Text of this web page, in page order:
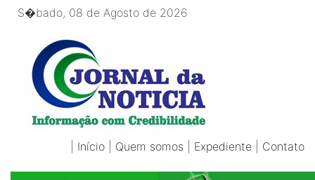
S�bado, 08 de Agosto de 2026
Início Quem somos Expediente Contato